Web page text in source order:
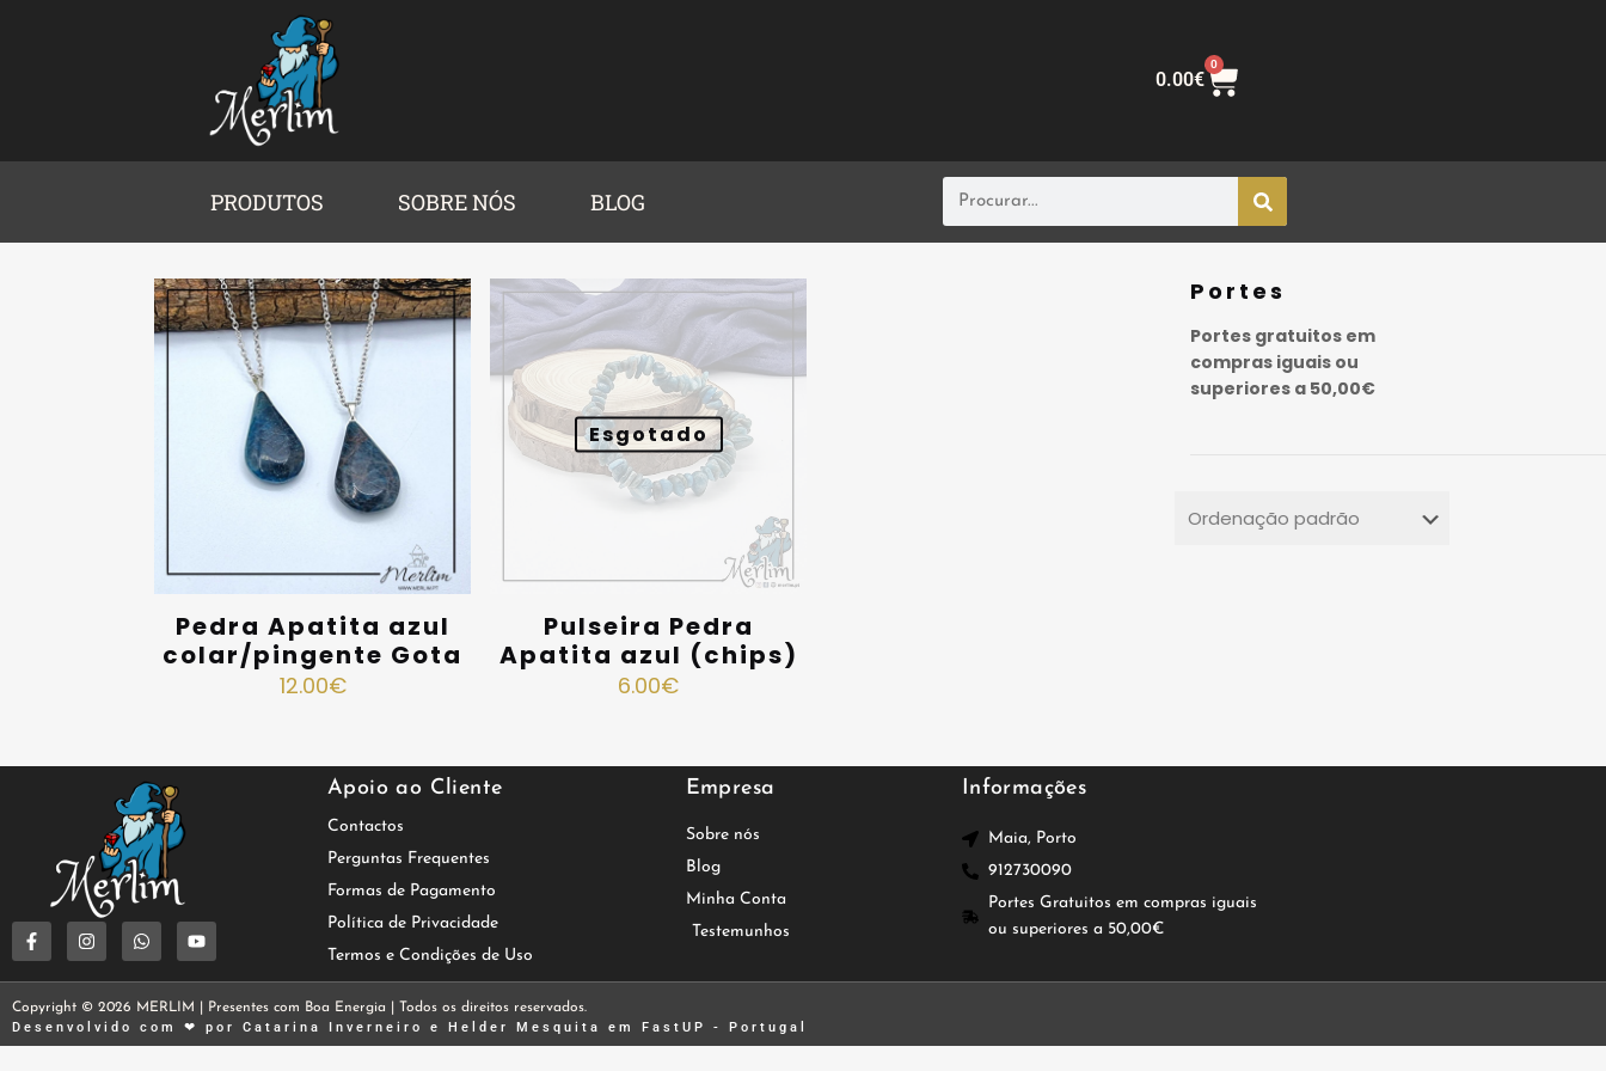
0.00€
0
PRODUTOS SOBRE NÓS BLOG
Pedra Apatita azul
colar/pingente Gota
12.00€
Esgotado
Pulseira Pedra
Apatita azul (chips)
6.00€
Portes
Portes gratuitos em
compras iguais ou
superiores a 50,00€
Apoio ao Cliente Empresa Informações
Contactos
Perguntas Frequentes
Formas de Pagamento
Política de Privacidade
Termos e Condições de Uso
Sobre nós
Blog
Minha Conta
Testemunhos
Maia, Porto
912730090
Portes Gratuitos em compras iguais
ou superiores a 50,00€
Copyright © 2026 MERLIM | Presentes com Boa Energia | Todos os direitos reservados.
Desenvolvido com ❤ por Catarina Inverneiro e Helder Mesquita em FastUP - Portugal